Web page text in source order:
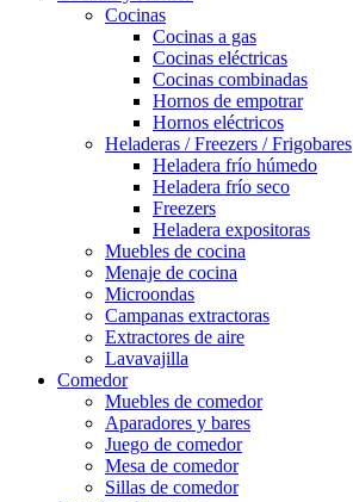
Cocinas
Cocinas a gas
Cocinas eléctricas
Cocinas combinadas
Hornos de empotrar
Hornos eléctricos
Heladeras / Freezers / Frigobares
Heladera frío húmedo
Heladera frío seco
Freezers
Heladera expositoras
Muebles de cocina
Menaje de cocina
Microondas
Campanas extractoras
Extractores de aire
Lavavajilla
Comedor
Muebles de comedor
Aparadores y bares
Juego de comedor
Mesa de comedor
Sillas de comedor